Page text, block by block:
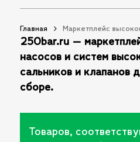
Главная Маркетплейс
250bar.ru —
насосов и систем
сальников и клапанов
сборе.
Товаров,